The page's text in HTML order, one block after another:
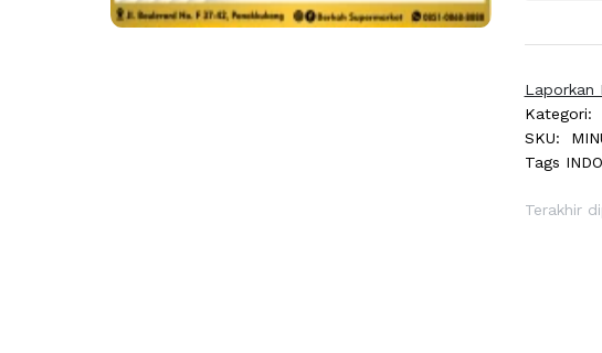
Laporkan
Kategori:
SKU:
Tags
Terakhir